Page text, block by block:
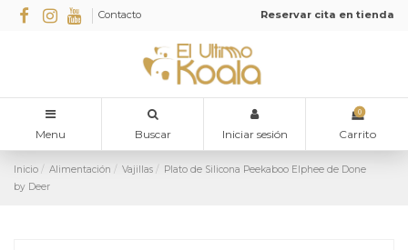
Contacto Reservar cita en tienda
Menu Buscar Iniciar sesión
0
Carrito
Inicio Alimentación Vajillas
Plato de Silicona Peekaboo Elphee de Done
by Deer